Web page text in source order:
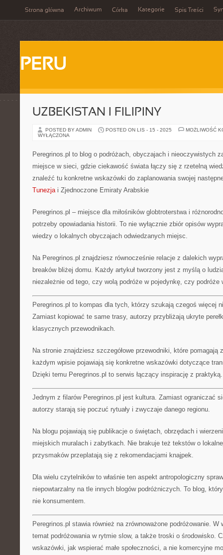
Strona główna Archiwum Córka Kategorie Spis Treści
PERU
UZBEKISTAN I FILIPINY
POSTED BY ADMIN POSTED ON LIS - 15 - 2025
MOŻLIWOŚĆ
WYŁĄCZONA
Peregrinos.pl to blog o podróżach, obyczajach i nieoczywistych
miejsce w sieci, gdzie ciekawość świata łączy się z rzetelną
znaleźć tu konkretne wskazówki do zaplanowania swojej
Tunezjai Zjednoczone Emiraty Arabskie
Peregrinos.pl – miejsce dla miłośników globtroterstwa i
potrzeby opowiadania historii. To nie wyłącznie zbiór opisów
wiedzy o lokalnych obyczajach odwiedzanych miejsc.
Na Peregrinos.pl znajdziesz równocześnie relacje z dalekich
breaków bliżej domu. Każdy artykuł tworzony jest z myślą o
niezależnie od tego, czy wolą podróże w pojedynkę, czy podróże
Peregrinos.pl to kompas dla tych, którzy szukają czegoś więcej
Zamiast kopiować te same trasy, autorzy przybliżają ukryte
klasycznych przewodnikach.
Na stronie znajdziesz szczegółowe przewodniki, które pomagają
każdym wpisie pojawiają się konkretne wskazówki dotyczące
Dzięki temu Peregrinos.pl to serwis łączący inspirację z praktyką.
Jednym z filarów Peregrinos.pl jest kultura. Zamiast ograniczać
autorzy starają się poczuć rytuały i zwyczaje danego regionu.
Na blogu pojawiają się publikacje o świętach, obrzędach i
miejskich muralach i zabytkach. Nie brakuje też tekstów o
przysmaków przeplatają się z rekomendacjami knajpek.
Dla wielu czytelników to właśnie ten aspekt antropologiczny
niepowtarzalny na tle innych blogów podróżniczych. To blog,
nie konsumentem.
Peregrinos.pl stawia również na zrównoważone podróżowanie. W
temat podróżowania w rytmie slow, a także troski o środowisko.
wskazówki, jak wspierać małe społeczności, a nie komercyjne